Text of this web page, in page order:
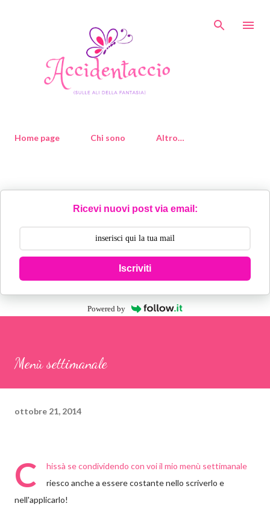
Home page Chi sono Altro…
Ricevi nuovi post via email:
Iscriviti
Powered by
Menù settimanale
ottobre 21, 2014
C
hissà se condividendo con voi il mio menù settimanale
riesco anche a essere costante nello scriverlo e
nell'applicarlo!